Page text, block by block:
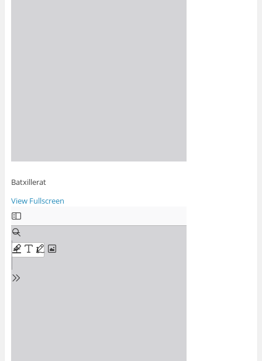
Batxillerat
View Fullscreen